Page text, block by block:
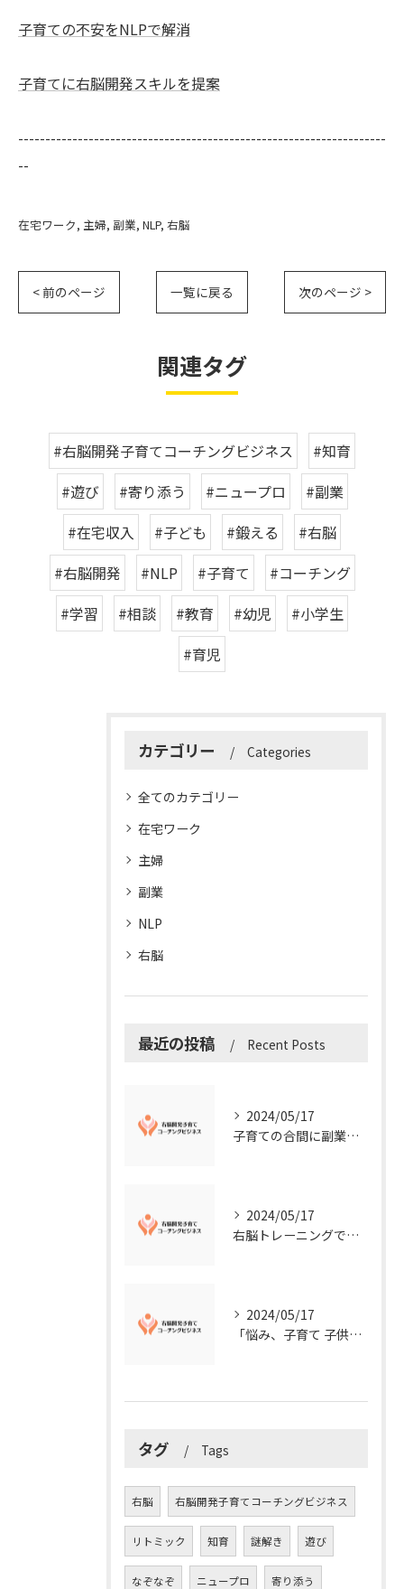
子育ての不安をNLPで解消
子育てに右脳開発スキルを提案
--------------------------------------------------------------------
--
在宅ワーク 主婦 副業 NLP 右脳
< 前のページ 一覧に戻る 次のページ >
関連タグ
#右脳開発子育てコーチングビジネス
#知育
#遊び
#寄り添う #ニュープロ
#副業
#在宅収入
#子ども #鍛える
#右脳
#右脳開発
#NLP #子育て
#コーチング
#学習
#相談 #教育 #幼児
#小学生
#育児
カテゴリー Categories
全てのカテゴリー
在宅ワーク
主婦
副業
NLP
右脳
最近の投稿 Recent Posts
2024/05/17
子育ての合間に副業コーチングで収入アップ！右脳開発子育てコーチングビジネスの可能性とは？
2024/05/17
右脳トレーニングで視覚的センスを磨こう！
2024/05/17
「悩み、子育て 子供の発達」を解決する右脳開発子育てコーチングビジネス業界の魅力とは？
タグ Tags
右脳 右脳開発子育てコーチングビジネス
リトミック 知育 謎解き 遊び
なぞなぞ ニュープロ 寄り添う